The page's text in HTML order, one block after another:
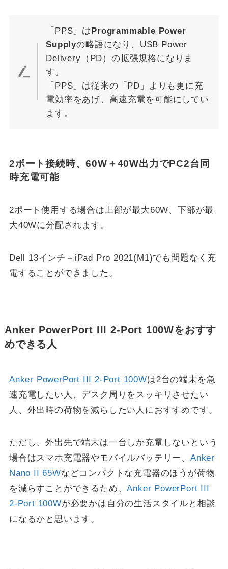
「PPS」はProgrammable Power
Supplyの略語になり、USB Power
Delivery（PD）の拡張規格になりま
す。
「PPS」は従来の「PD」よりも更に充
電効率をあげ、高速充電を可能にしてい
ます。
2ポート接続時、60W＋40W出力でPC2台同
時充電可能
2ポート使用する場合は上部が最大60W、下部が最
大40Wに分配されます。
Dell 13インチ＋iPad Pro 2021(M1)でも問題なく充
電することができました。
Anker PowerPort III 2-Port 100Wをおすす
めできる人
Anker PowerPort III 2-Port 100Wは2台の端末を急
速充電したい人、デスク周りをスッキリさせたい
人、外出時の荷物を減らしたい人におすすめです。
ただし、外出先で端末は一台しか充電しないという
場合はスマホ充電器やモバイルバッテリー、Anker
Nano II 65Wなどコンパクトな充電器のほうが荷物
を減らすことができるため、Anker PowerPort III
2-Port 100Wが必要かは自分の生活スタイルと相談
になるかと思います。